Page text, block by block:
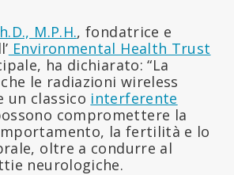
M.P.H., fondatrice e
Environmental Health Trust
ha dichiarato: “La
le radiazioni wireless
un classico interferente
compromettere la
la fertilità e lo
oltre a condurre al
neurologiche.